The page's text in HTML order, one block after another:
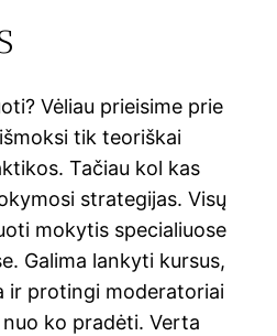
Vėliau prieisime prie
tik teoriškai
Tačiau kol kas
strategijas. Visų
mokytis specialiuose
Galima lankyti kursus,
ir protingi moderatoriai
ko pradėti. Verta